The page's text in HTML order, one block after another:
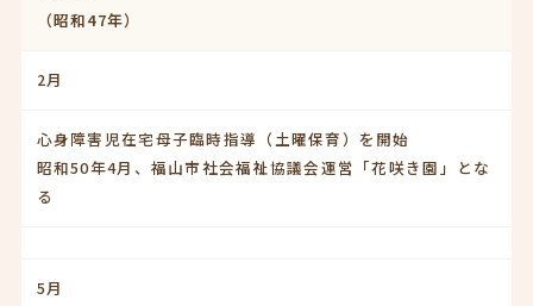
（昭和47年）
2月
心身障害児在宅母子臨時指導（土曜保育）を開始
昭和50年4月、福山市社会福祉協議会運営「花咲き園」とな
る
5月